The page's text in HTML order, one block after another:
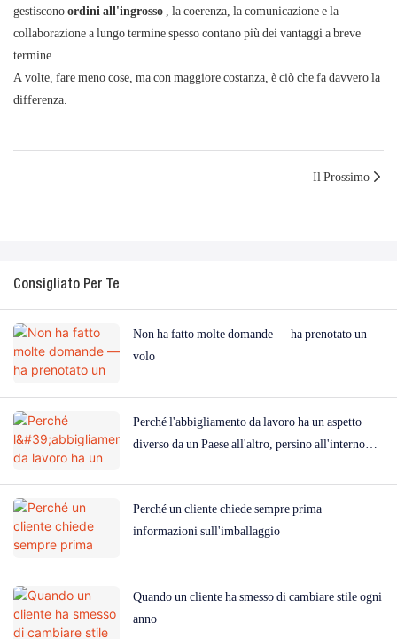
gestisconoordini all'ingrosso , la coerenza, la comunicazione e la
collaborazione a lungo termine spesso contano più dei vantaggi a breve
termine.
A volte, fare meno cose, ma con maggiore costanza, è ciò che fa davvero la
differenza.
Il Prossimo
Consigliato Per Te
Non ha fatto molte domande — ha prenotato un
volo
Perché l'abbigliamento da lavoro ha un aspetto
diverso da un Paese all'altro, persino all'interno
Perché un cliente chiede sempre prima
informazioni sull'imballaggio
Quando un cliente ha smesso di cambiare stile ogni
anno